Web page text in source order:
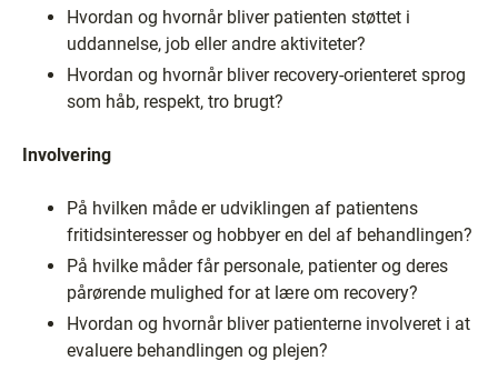
Hvordan og hvornår bliver patienten støttet i
uddannelse, job eller andre aktiviteter?
Hvordan og hvornår bliver recovery-orienteret sprog
som håb, respekt, tro brugt?
Involvering
På hvilken måde er udviklingen af patientens
fritidsinteresser og hobbyer en del af behandlingen?
På hvilke måder får personale, patienter og deres
pårørende mulighed for at lære om recovery?
Hvordan og hvornår bliver patienterne involveret i at
evaluere behandlingen og plejen?